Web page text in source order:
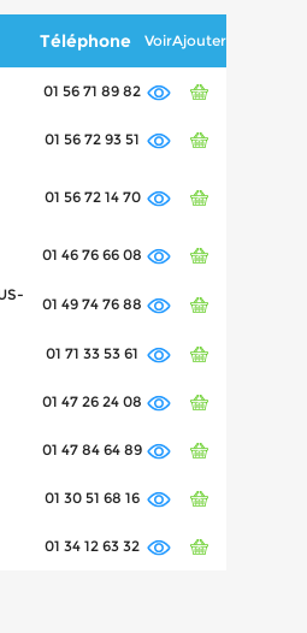
Téléphone VoirAjouter
01 56 71 89 82
01 56 72 93 51
01 56 72 14 70
01 46 76 66 08
01 49 74 76 88
01 71 33 53 61
01 47 26 24 08
01 47 84 64 89
01 30 51 68 16
01 34 12 63 32